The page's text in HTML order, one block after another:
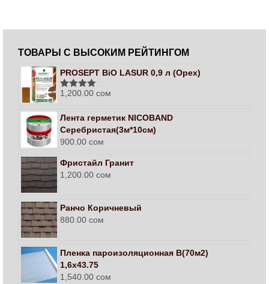
ТОВАРЫ С ВЫСОКИМ РЕЙТИНГОМ
PROSEPT BiO LASUR 0,9 л (Орех)
Оценка
1,200.00 сом
Лента герметик NICOBAND
Серебристая(3м*10см)
900.00 сом
Фристайл Гранит
1,200.00 сом
Ранчо Коричневый
880.00 сом
Пленка пароизоляционная В(70м2)
1,6х43.75
1,540.00 сом